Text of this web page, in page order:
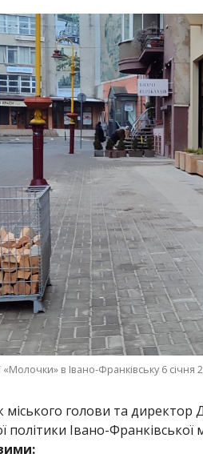
в Івано-Франківську 6 січня
міського голови та директор
політики Івано-